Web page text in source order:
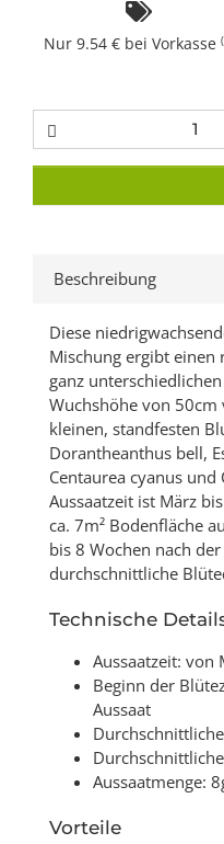
Nur 9.54 € bei Vorkasse
Beschreibung
Diese
Mischung ergibt
ganz
Wuchshöhe von
kleinen, standfesten
Dorantheanthus bell,
Centaurea cyanus
Aussaatzeit ist März
ca. 7m² Bodenfläche
bis 8 Wochen nach
durchschnittliche
Technische
Aussaatzeit: von
Beginn der
Aussaat
Aussaatmenge:
Vorteile